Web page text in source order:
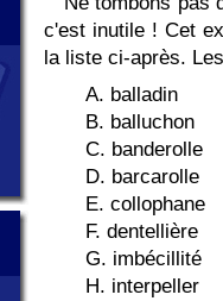
c'est inutile ! Cet
la liste ci-après.
A. balladin
B. balluchon
C. banderolle
D. barcarolle
E. collophane
F. dentellière
G. imbécillité
H. interpeller